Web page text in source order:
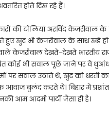
होते दिख रहे हैं।
की टोलियां अरविंद
हुए खुद भी केजरीवाल के साथ खड़े
केजरीवाल देखते-देखते भारतीय
भी सवाल पूछे जाने पर वे
पर सवाल उठाते थे, खुद को धरती
बुलंद करते थे। बिहार में
आम आदमी पार्टी जैसा ही है।